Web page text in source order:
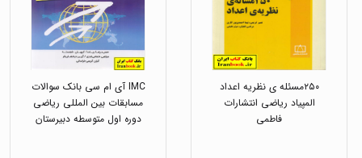
۲۵۰مسئله ی نظریه اعداد
المپیاد ریاضی انتشارات
فاطمی
IMC آی ام سی بانک سوالات
مسابقات بین المللی ریاضی
دوره اول متوسطه دبیرستان